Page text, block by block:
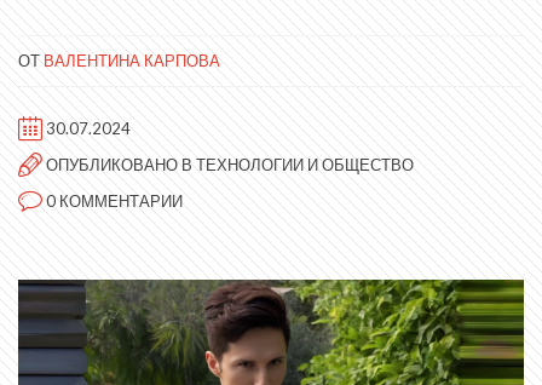
ОТВАЛЕНТИНА КАРПОВА
30.07.2024
ОПУБЛИКОВАНО ВТЕХНОЛОГИИ И ОБЩЕСТВО
0 КОММЕНТАРИИ